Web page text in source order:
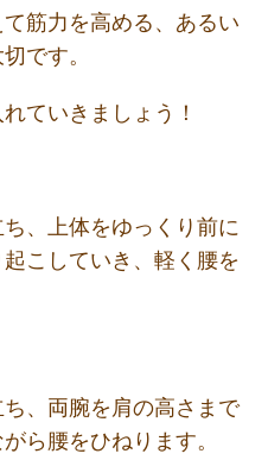
筋力を高める、あるい
です。
ていきましょう！
、上体をゆっくり前に
こしていき、軽く腰を
、両腕を肩の高さまで
ら腰をひねります。